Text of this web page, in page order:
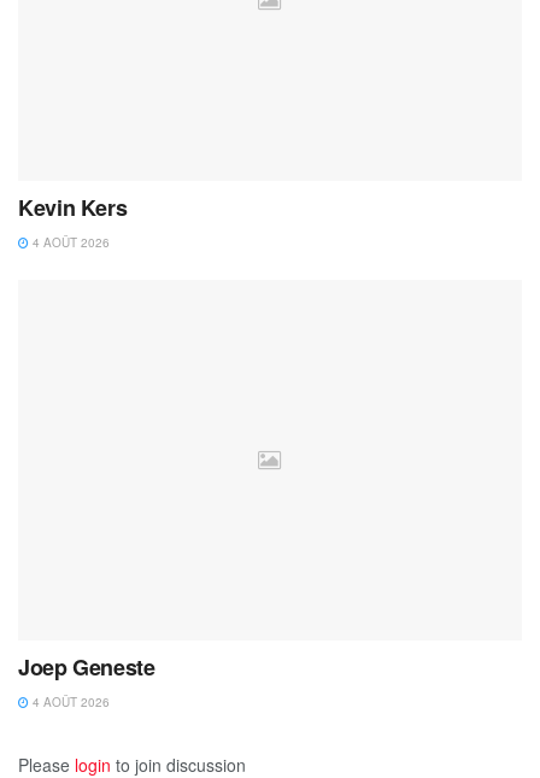
Kevin Kers
4 AOÛT 2026
Joep Geneste
4 AOÛT 2026
Please login to join discussion